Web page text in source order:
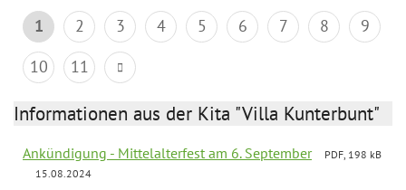
1 2 3 4 5 6 7 8
9
10
11
Informationen aus der Kita "Villa Kunterbunt"
Ankündigung - Mittelalterfest am 6. September
PDF, 198 kB
15.08.2024